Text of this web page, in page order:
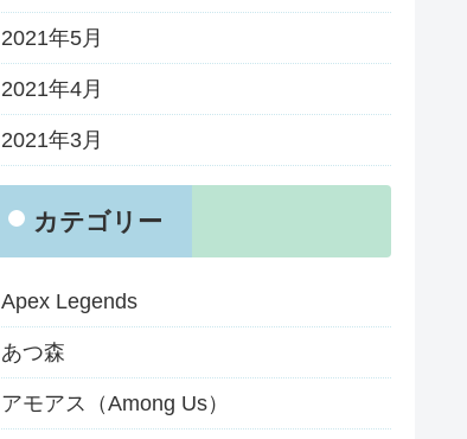
2021年5月
2021年4月
2021年3月
カテゴリー
Apex Legends
あつ森
アモアス（Among Us）